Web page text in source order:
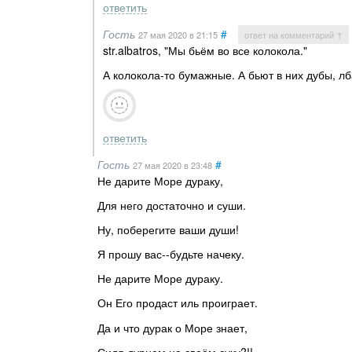
ответить
Гость 27 мая 2020в 21:15 # ответ на комментарий ↑
str.albatros, "Мы бьём во все колокола."
А колокола-то бумажные. А бьют в них дубы,
ответить
Гость 27 мая 2020в 23:48 #
Не дарите Море дураку,
Для него достаточно и суши.
Ну, поберегите ваши души!
Я прошу вас--будьте начеку.
Не дарите Море дураку.
Он Его продаст иль проиграет.
Да и что дурак о Море знает,